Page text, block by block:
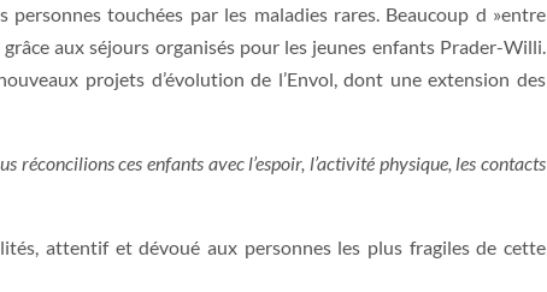
touchées par les maladies rares. Beaucoup d »entre
aux séjours organisés pour les jeunes enfants Prader-Willi.
projets d’évolution de l’Envol, dont une extension des
réconcilions ces enfants avec l’espoir, l’activité physique, les contacts
attentif et dévoué aux personnes les plus fragiles de cette